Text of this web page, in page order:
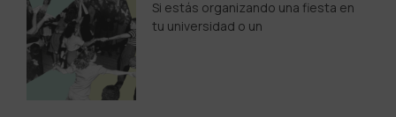
Si estás organizando una fiesta en
tu universidad o un